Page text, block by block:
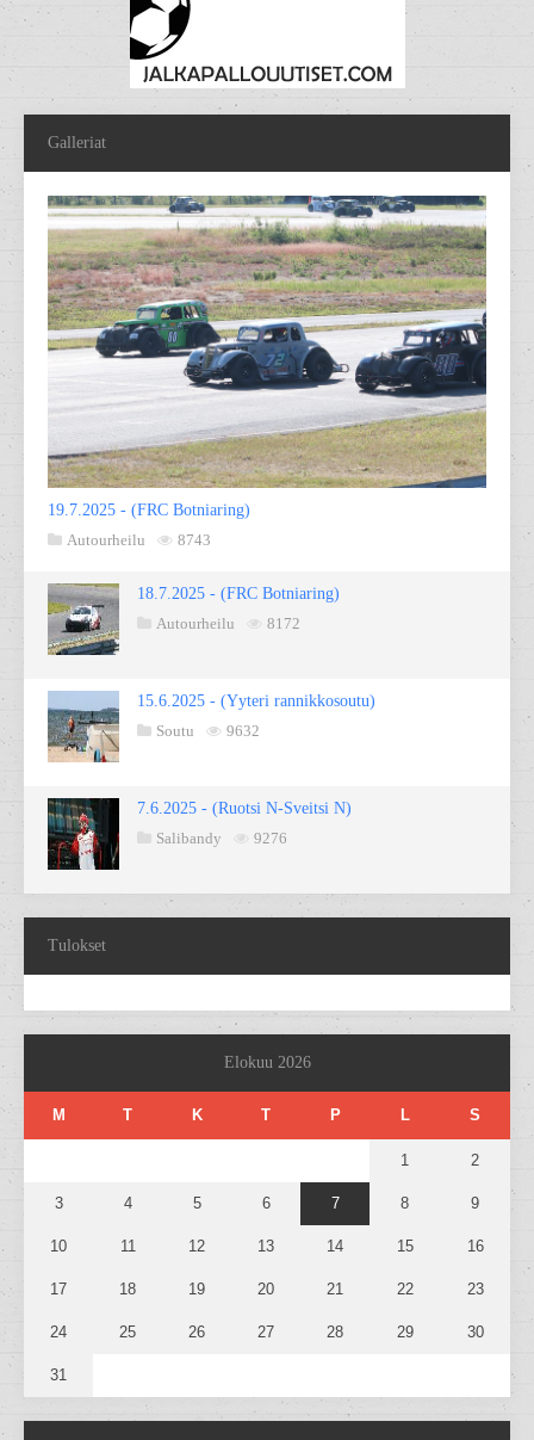
Galleriat
19.7.2025 - (FRC Botniaring)
Autourheilu
8743
18.7.2025 - (FRC Botniaring)
Autourheilu
8172
15.6.2025 - (Yyteri rannikkosoutu)
Soutu
9632
7.6.2025 - (Ruotsi N-Sveitsi N)
Salibandy
9276
Tulokset
Elokuu 2026
M T K T P L S
1 2
3 4 5 6 7 8 9
10 11 12 13 14 15 16
17 18 19 20 21 22 23
24 25 26 27 28 29 30
31